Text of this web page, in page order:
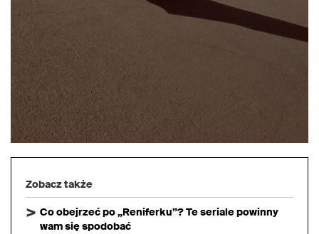
Zobacz także
Co obejrzeć po „Reniferku”? Te seriale powinny
wam się spodobać